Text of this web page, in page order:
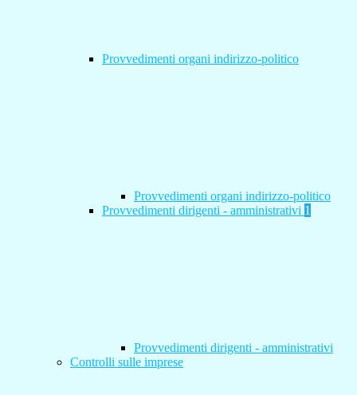
Provvedimenti organi indirizzo-politico
Provvedimenti organi indirizzo-politico
Provvedimenti dirigenti - amministrativi 1
Provvedimenti dirigenti - amministrativi
Controlli sulle imprese